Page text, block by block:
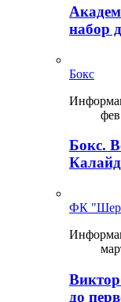
набор
Бокс
Бокс.
ФК
до